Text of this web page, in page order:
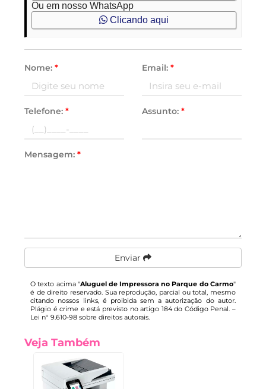
Ou em nosso WhatsApp
Clicando aqui
Nome:* Email: *
Telefone:* Assunto: *
Mensagem:*
Enviar
O texto acima "Aluguel de Impressora no Parque do Carmo"
é de direito reservado. Sua reprodução, parcial ou total, mesmo
citando nossos links, é proibida sem a autorização do autor.
Plágio é crime e está previsto no artigo 184 do Código Penal. –
Lei n° 9.610-98 sobre direitos autorais.
Veja Também